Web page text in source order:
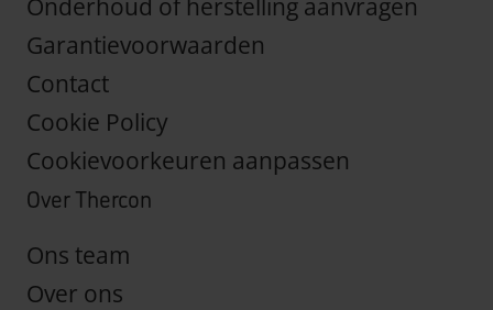
Garantievoorwaarden
Contact
Cookie Policy
Cookievoorkeuren aanpassen
Over Thercon
Ons team
Over ons